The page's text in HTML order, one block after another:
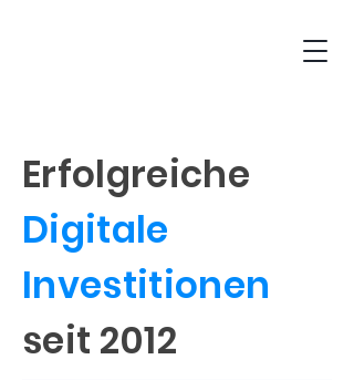
Erfolgreiche
Digitale
Investitionen
seit 2012